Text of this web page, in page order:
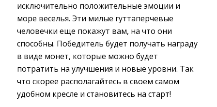
исключительно положительные эмоции и
море веселья. Эти милые гуттаперчевые
человечки еще покажут вам, на что они
способны. Победитель будет получать награду
в виде монет, которые можно будет
потратить на улучшения и новые уровни. Так
что скорее располагайтесь в своем самом
удобном кресле и становитесь на старт!